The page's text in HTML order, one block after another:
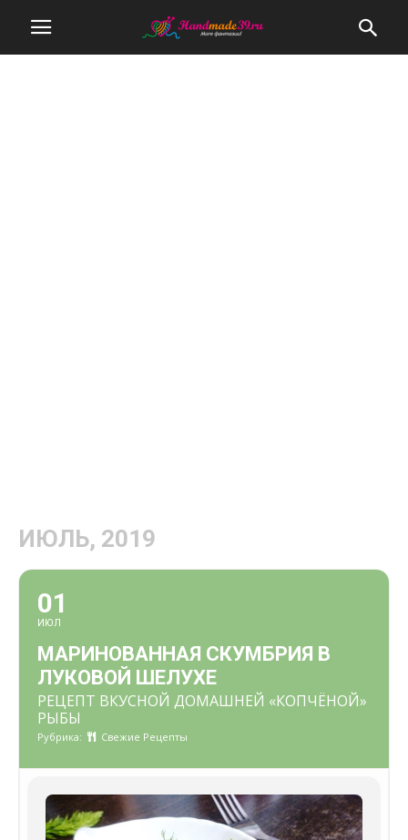
ИЮЛЬ, 2019
01
ИЮЛ
МАРИНОВАННАЯ СКУМБРИЯ В
ЛУКОВОЙ ШЕЛУХЕ
РЕЦЕПТ ВКУСНОЙ ДОМАШНЕЙ «КОПЧЁНОЙ»
РЫБЫ
Рубрика: Свежие Рецепты